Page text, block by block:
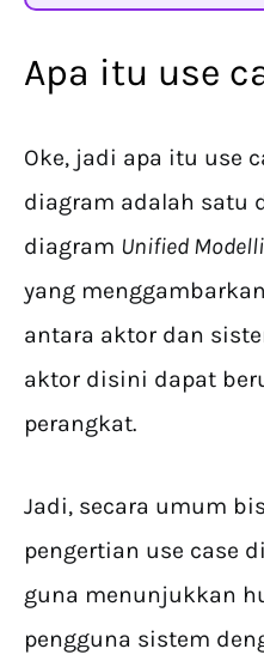
Apa itu use
Oke, jadi apa itu use
diagram adalah satu
diagram Unified
yang
antara aktor dan
aktor disini dapat
perangkat.
Jadi, secara umum
pengertian use case
guna menunjukkan
pengguna sistem